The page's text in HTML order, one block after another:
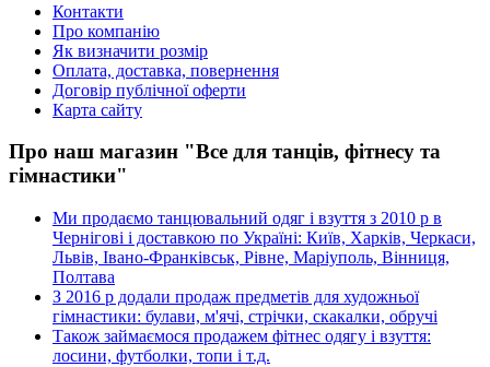
Контакти
Про компанію
Як визначити розмір
Оплата, доставка, повернення
Договір публічної оферти
Карта сайту
Про наш магазин "Все для танців, фітнесу та
гімнастики"
Ми продаємо танцювальний одяг і взуття з 2010 р в
Чернігові і доставкою по Україні: Київ, Харків, Черкаси,
Львів, Івано-Франківськ, Рівне, Маріуполь, Вінниця,
Полтава
З 2016 р додали продаж предметів для художньої
гімнастики: булави, м'ячі, стрічки, скакалки, обручі
Також займаємося продажем фітнес одягу і взуття:
лосини, футболки, топи і т.д.